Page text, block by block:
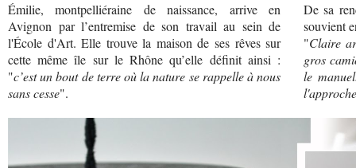
Émilie, montpelliéraine de naissance, arrive en
Avignon par l’entremise de son travail au sein de
l'École d'Art. Elle trouve la maison de ses rêves sur
cette même île sur le Rhône qu’elle définit ainsi :
"c’est un bout de terre où la nature se rappelle à nous
sans cesse".
De sa
souvient
"Claire
gros
le